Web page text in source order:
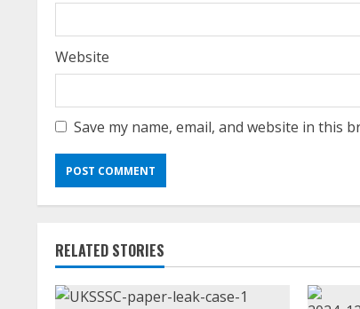
Website
Save my name, email, and website in this
RELATED STORIES